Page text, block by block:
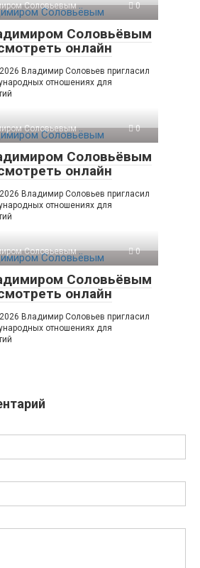
Соловьевым 0
Соловьёвым
онлайн
Владимир Соловьев пригласил
отношениях для
Соловьевым 0
Соловьёвым
онлайн
Владимир Соловьев пригласил
отношениях для
Соловьевым 0
Соловьёвым
онлайн
Владимир Соловьев пригласил
отношениях для